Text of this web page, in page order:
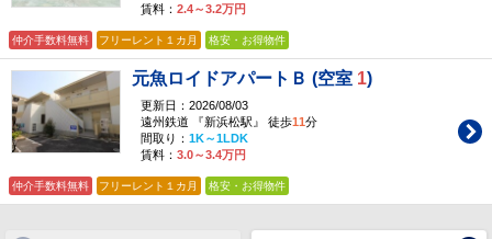
賃料： 2.4～3.2万円
仲介手数料無料 フリーレント１カ月 格安・お得物件
元魚ロイドアパートＢ (空室 1)
更新日：2026/08/03
遠州鉄道 『新浜松駅』 徒歩11分
間取り： 1K～1LDK
賃料： 3.0～3.4万円
仲介手数料無料 フリーレント１カ月 格安・お得物件